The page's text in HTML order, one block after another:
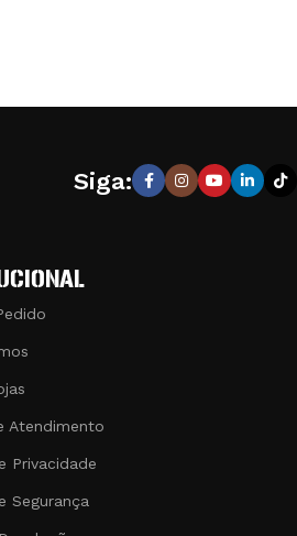
Art Brasil, estamos dedicados a
Siga:
Atendimento
Privacidade
Segurança